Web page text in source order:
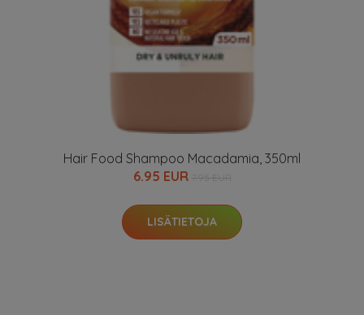
Hair Food Shampoo Macadamia, 350ml
6.95 EUR
LISÄTIETOJA